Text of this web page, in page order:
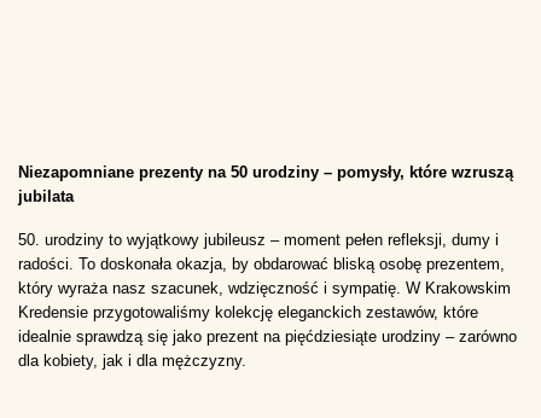
Niezapomniane prezenty na 50 urodziny – pomysły, które wzruszą
jubilata
50. urodziny to wyjątkowy jubileusz – moment pełen refleksji, dumy i
radości. To doskonała okazja, by obdarować bliską osobę prezentem,
który wyraża nasz szacunek, wdzięczność i sympatię. W Krakowskim
Kredensie przygotowaliśmy kolekcję eleganckich zestawów, które
idealnie sprawdzą się jako prezent na pięćdziesiąte urodziny – zarówno
dla kobiety, jak i dla mężczyzny.